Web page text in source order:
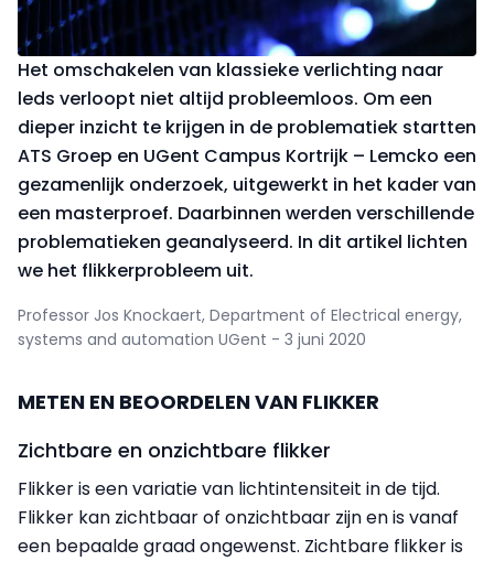
Het omschakelen van klassieke verlichting naar
leds verloopt niet altijd probleemloos. Om een
dieper inzicht te krijgen in de problematiek startten
ATS Groep en UGent Campus Kortrijk – Lemcko een
gezamenlijk onderzoek, uitgewerkt in het kader van
een masterproef. Daarbinnen werden verschillende
problematieken geanalyseerd. In dit artikel lichten
we het flikkerprobleem uit.
Professor Jos Knockaert, Department of Electrical energy,
systems and automation UGent - 3 juni 2020
METEN EN BEOORDELEN VAN FLIKKER
Zichtbare en onzichtbare flikker
Flikker is een variatie van lichtintensiteit in de tijd.
Flikker kan zichtbaar of onzichtbaar zijn en is vanaf
een bepaalde graad ongewenst. Zichtbare flikker is